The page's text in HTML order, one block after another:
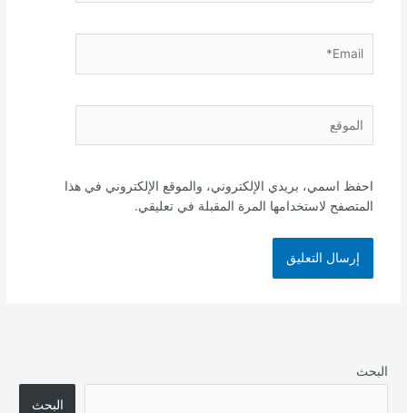
احفظ اسمي، بريدي الإلكتروني، والموقع الإلكتروني في هذا
المتصفح لاستخدامها المرة المقبلة في تعليقي.
البحث
البحث